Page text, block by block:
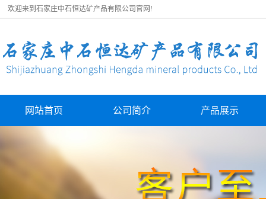
欢迎来到石家庄中石恒达矿产品有限公司官网!
网站首页 公司简介 产品展示